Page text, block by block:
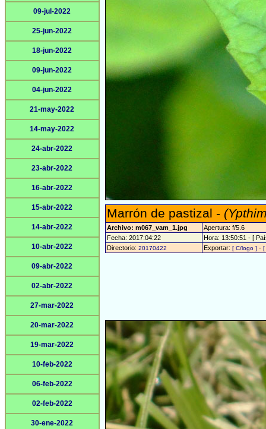
09-jul-2022
25-jun-2022
18-jun-2022
09-jun-2022
04-jun-2022
21-may-2022
14-may-2022
24-abr-2022
23-abr-2022
16-abr-2022
15-abr-2022
14-abr-2022
10-abr-2022
09-abr-2022
02-abr-2022
27-mar-2022
20-mar-2022
19-mar-2022
10-feb-2022
06-feb-2022
02-feb-2022
30-ene-2022
Marrón de pastizal -
Archivo: m067_vam_1.jpg
Apertura: f/5.6
Fecha: 2017:04:22
Hora: 13:50:51 - [
Directorio: 20170422 Exportar: [ C/logo ] - [